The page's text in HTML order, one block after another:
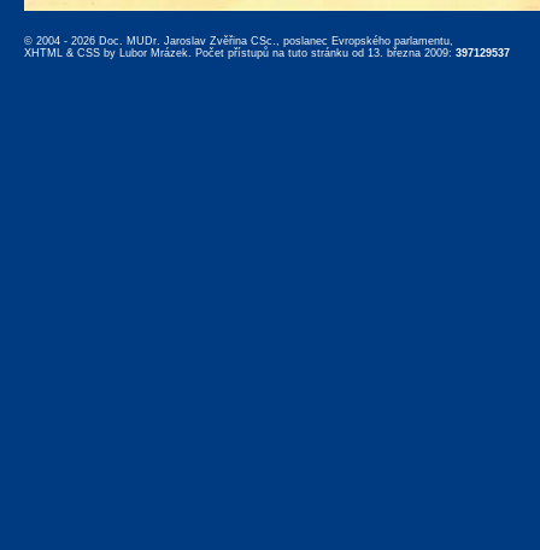
© 2004 - 2026 Doc. MUDr. Jaroslav Zvěřina CSc., poslanec Evropského parlamentu,
XHTML & CSS by Lubor Mrázek. Počet přístupů na tuto stránku od 13. března 2009: 397129537